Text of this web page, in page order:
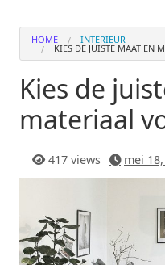
HOME INTERIEUR
KIES DE JUISTE MAAT EN
Kies de
materiaal
417 views mei